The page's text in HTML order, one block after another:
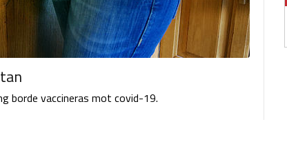
borde vaccineras mot covid-19.